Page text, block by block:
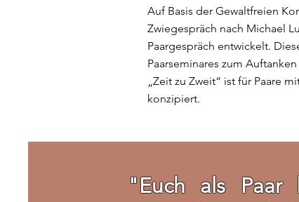
Auf Basis der Gewaltfreien
Zwiegespräch nach Michael
Paargespräch entwickelt.
Paarseminares zum
„Zeit zu Zweit“ ist für Paare
konzipiert.
"Euch als Paar